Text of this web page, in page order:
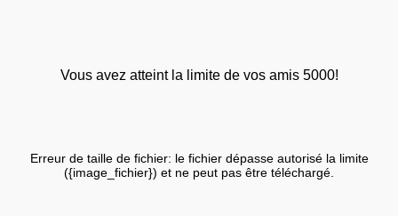
Vous avez atteint la limite de vos amis 5000!
Erreur de taille de fichier: le fichier dépasse autorisé la limite
({image_fichier}) et ne peut pas être téléchargé.